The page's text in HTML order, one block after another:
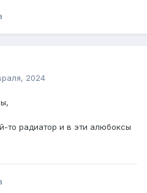
2024
то радиатор и в эти алюбоксы